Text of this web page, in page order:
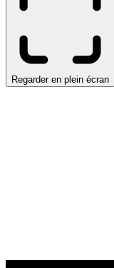
Regarder en plein écran